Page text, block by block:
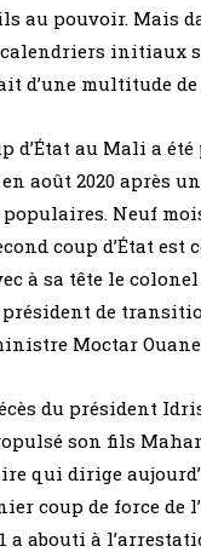
au pouvoir. Mais
calendriers initiaux
d’une multitude
d’État au Mali a
août 2020 après
Neuf
coup d’État est
à sa tête le
de
Moctar
du président
son fils
qui dirige
coup de force de
a abouti à